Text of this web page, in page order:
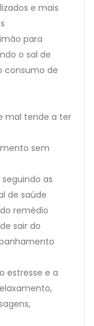
e mais
para
o sal de
consumo de
mal tende a ter
sem
as
de saúde
remédio
sair do
estresse e a